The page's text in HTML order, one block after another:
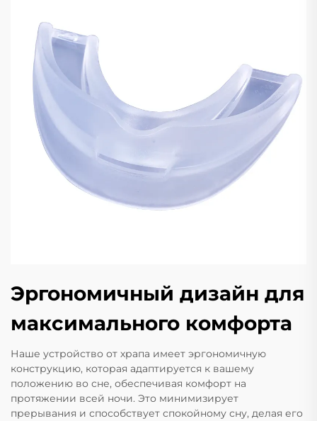
Эргономичный дизайн для
максимального комфорта
Наше устройство от храпа имеет эргономичную
конструкцию, которая адаптируется к вашему
положению во сне, обеспечивая комфорт на
протяжении всей ночи. Это минимизирует
прерывания и способствует спокойному сну, делая его